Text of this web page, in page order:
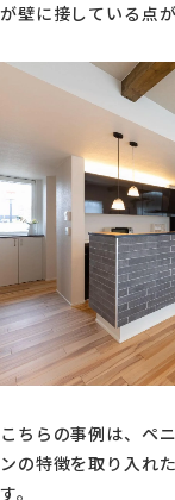
が壁に接している点
こちらの事例は、ペ
ンの特徴を取り入れ
す。